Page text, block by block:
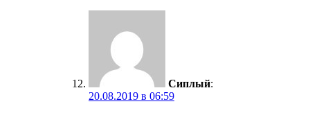
Сиплый:
20.08.2019 в 06:59